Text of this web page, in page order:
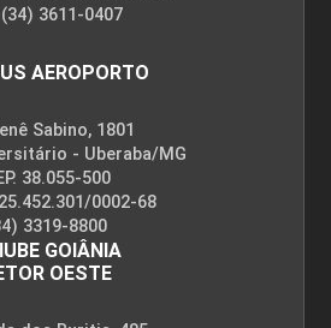
(34) 3611-0407
AEROPORTO
Sabino, 1801
- Uberaba/MG
38.055-500
0002-68
3319-8800
GOIÂNIA
OESTE